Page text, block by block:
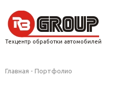
Техцентр обработки автомобилей
Главная - Портфолио